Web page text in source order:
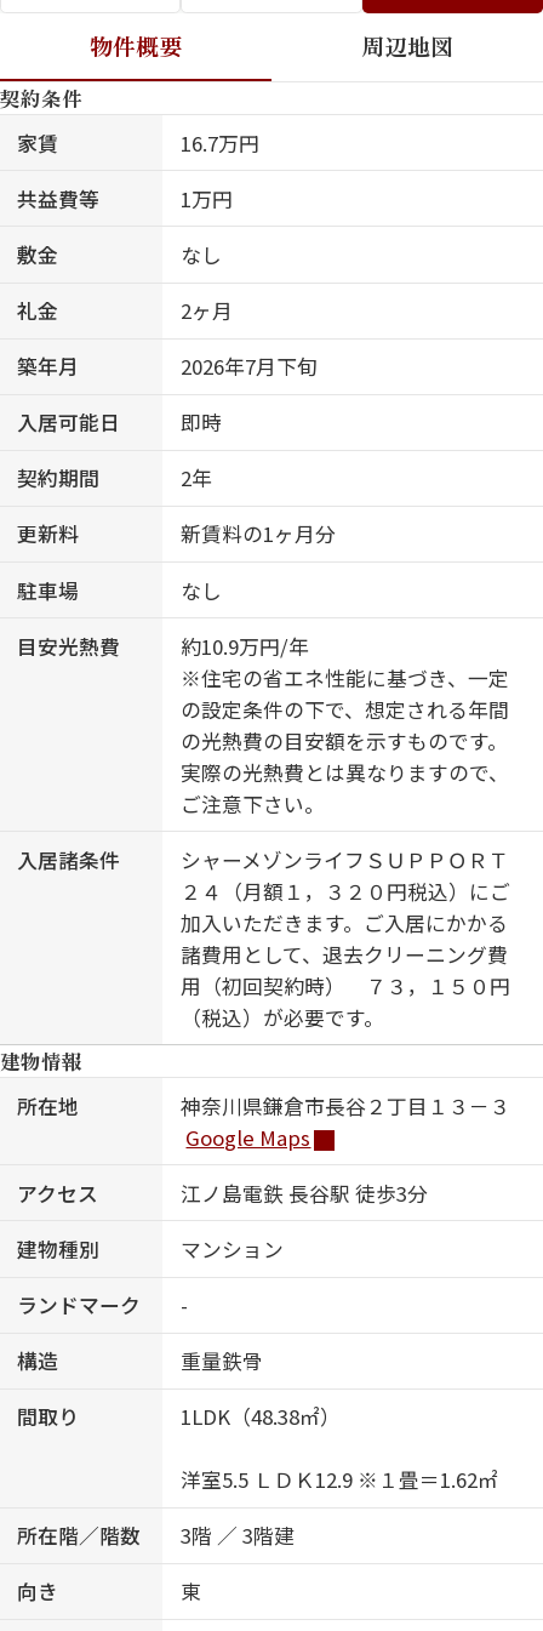
物件概要 周辺地図
契約条件
家賃
16.7万円
共益費等
1万円
敷金
なし
礼金
2ヶ月
築年月
2026年7月下旬
入居可能日
即時
契約期間
2年
更新料
新賃料の1ヶ月分
駐車場
なし
目安光熱費
約10.9万円/年
※住宅の省エネ性能に基づき、一定
の設定条件の下で、想定される年間
の光熱費の目安額を示すものです。
実際の光熱費とは異なりますので、
ご注意下さい。
入居諸条件
シャーメゾンライフＳＵＰＰＯＲＴ
２４（月額１，３２０円税込）にご
加入いただきます。ご入居にかかる
諸費用として、退去クリーニング費
用（初回契約時） ７３，１５０円
（税込）が必要です。
建物情報
所在地
神奈川県鎌倉市長谷２丁目１３－３
Google Maps
アクセス
江ノ島電鉄 長谷駅 徒歩3分
建物種別
マンション
ランドマーク
-
構造
重量鉄骨
間取り
1LDK（48.38㎡）
洋室5.5 ＬＤＫ12.9 ※１畳＝1.62㎡
所在階／階数
3階 ／ 3階建
向き
東